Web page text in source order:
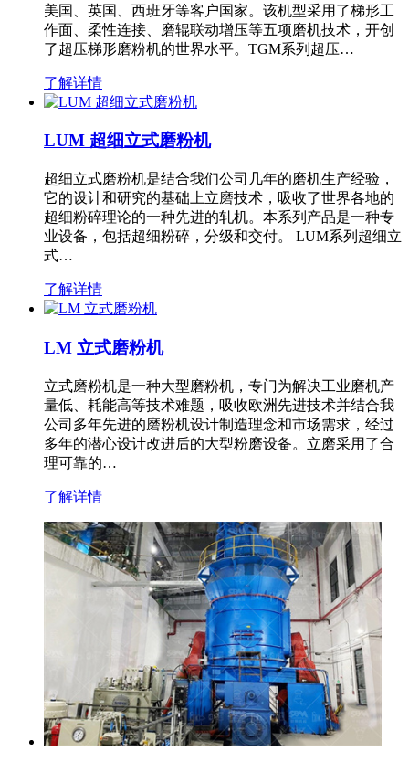
美国、英国、西班牙等客户国家。该机型采用了梯形工
作面、柔性连接、磨辊联动增压等五项磨机技术，开创
了超压梯形磨粉机的世界水平。TGM系列超压…
了解详情
LUM 超细立式磨粉机
超细立式磨粉机是结合我们公司几年的磨机生产经验，
它的设计和研究的基础上立磨技术，吸收了世界各地的
超细粉碎理论的一种先进的轧机。本系列产品是一种专
业设备，包括超细粉碎，分级和交付。 LUM系列超细立
式…
了解详情
LM 立式磨粉机
立式磨粉机是一种大型磨粉机，专门为解决工业磨机产
量低、耗能高等技术难题，吸收欧洲先进技术并结合我
公司多年先进的磨粉机设计制造理念和市场需求，经过
多年的潜心设计改进后的大型粉磨设备。立磨采用了合
理可靠的…
了解详情